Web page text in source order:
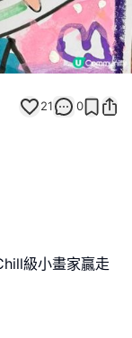
21 0
級小畫家贏走